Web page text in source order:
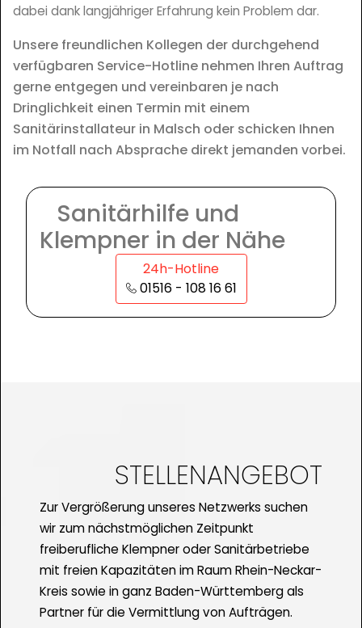
dabei dank langjähriger Erfahrung kein Problem dar.
Unsere freundlichen Kollegen der durchgehend
verfügbaren Service-Hotline nehmen Ihren Auftrag
gerne entgegen und vereinbaren je nach
Dringlichkeit einen Termin mit einem
Sanitärinstallateur in Malsch oder schicken Ihnen
im Notfall nach Absprache direkt jemanden vorbei.
Sanitärhilfe und
Klempner in der Nähe
24h-Hotline
01516 - 108 16 61
STELLENANGEBOT
Zur Vergrößerung unseres Netzwerks suchen
wir zum nächstmöglichen Zeitpunkt
freiberufliche Klempner oder Sanitärbetriebe
mit freien Kapazitäten im Raum Rhein-Neckar-
Kreis sowie in ganz Baden-Württemberg als
Partner für die Vermittlung von Aufträgen.